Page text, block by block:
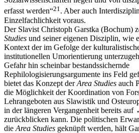
erfasst werden“21 . Aber auch
Einzelfachlichkeit voraus.
Der Slavist Christoph Garstka (Bochum)
Studies und seiner eigenen Disziplin, wie
Kontext der im Gefolge der
institutionellen Umorientierung
Gefahr hin scheinbar bestandssichernde
Rephilologisierungsargumente ins Feld
bietet das Konzept derArea Studies auch
die Möglichkeit der Koordination von
Lehrangeboten aus Slawistik und
in der längeren Vergangenheit bereits auf
zurückblicken kann. Die politischen
die Area Studies geknüpft werden, hält